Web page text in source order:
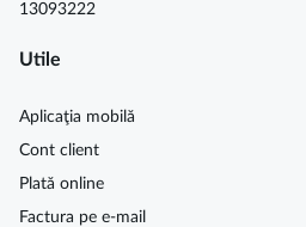
13093222
Utile
Aplicaţia mobilă
Cont client
Plată online
Factura pe e-mail